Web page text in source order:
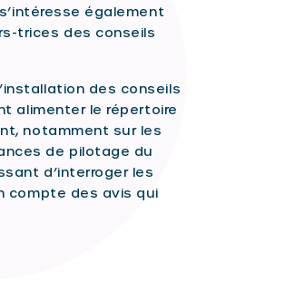
également
trices des conseils
des conseils
alimenter le répertoire
notamment sur les
de pilotage du
d’interroger les
compte des avis qui